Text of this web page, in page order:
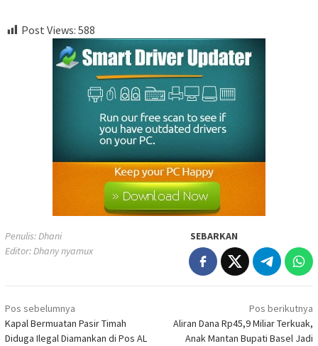
Post Views: 588
Penulis: Dhani
Editor: Dhany nyamux
SEBARKAN
Navigasi
pos
Pos sebelumnya
Kapal Bermuatan Pasir Timah
Diduga Ilegal Diamankan di Pos AL
Pos berikutnya
Aliran Dana Rp45,9 Miliar Terkuak,
Anak Mantan Bupati Basel Jadi